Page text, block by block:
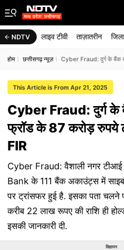
NDTV लाइव टीवी ताज़ातरीन जिला
होम छत्तीसगढ़ न्यूज़ Cyber Fraud: दुर्ग के बैंक
This Article is From Apr 21, 2025
Cyber Fraud: दुर्ग के
फ्रॉड के 87 करोड़ रुपये
FIR
Cyber Fraud: वैशाली नगर टीआई
Bank के 111 बैंक अकाउंट्स में
पर ट्रांसफर हुई है. इसका पता
करीब 22 लाख रूपए की राशि ही
इसकी जानकारी दी.
विज्ञापन